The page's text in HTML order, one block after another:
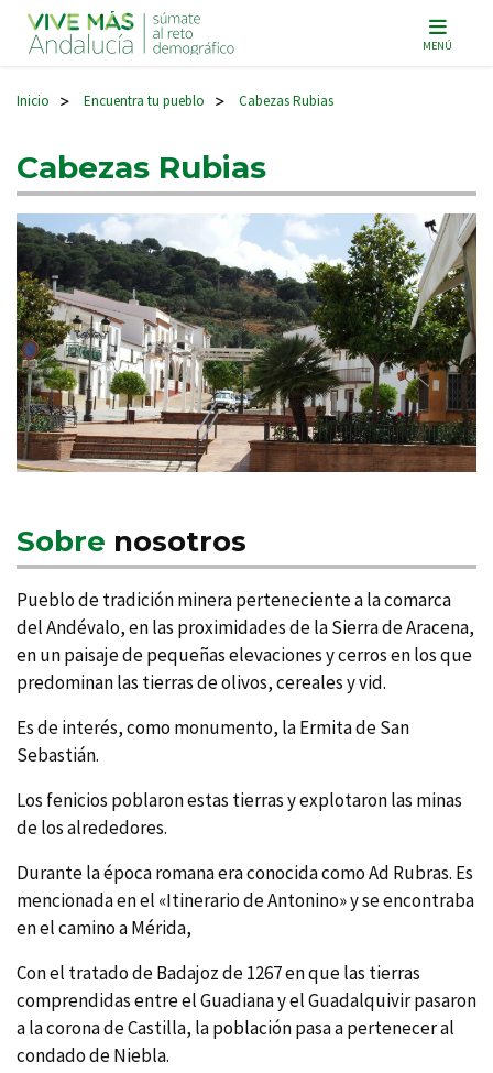
Navegación principal MENÚ
Inicio > Encuentra tu pueblo > Cabezas Rubias
Cabezas Rubias
Sobre nosotros
Pueblo de tradición minera perteneciente a la comarca
del Andévalo, en las proximidades de la Sierra de Aracena,
en un paisaje de pequeñas elevaciones y cerros en los que
predominan las tierras de olivos, cereales y vid.
Es de interés, como monumento, la Ermita de San
Sebastián.
Los fenicios poblaron estas tierras y explotaron las minas
de los alrededores.
Durante la época romana era conocida como Ad Rubras. Es
mencionada en el «Itinerario de Antonino» y se encontraba
en el camino a Mérida,
Con el tratado de Badajoz de 1267 en que las tierras
comprendidas entre el Guadiana y el Guadalquivir pasaron
a la corona de Castilla, la población pasa a pertenecer al
condado de Niebla.